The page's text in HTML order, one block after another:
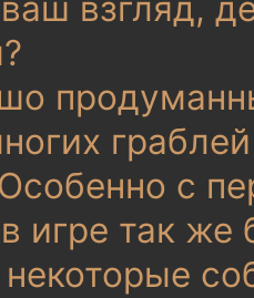
взгляд,
Особенно с
игре так же